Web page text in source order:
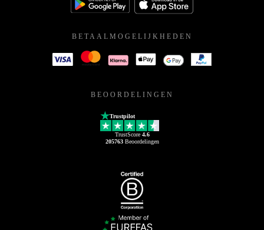
BETAALMOGELIJKHEDEN
BEOORDELINGEN
Trustpilot
TrustScore 4.6
205763Beoordelingen